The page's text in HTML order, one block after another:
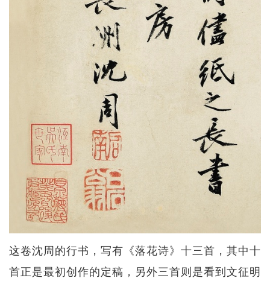
这卷沈周的行书，写有《落花诗》十三首，其中十
首正是最初创作的定稿，另外三首则是看到文征明